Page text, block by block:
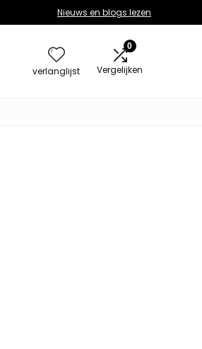
Nieuws en blogs lezen
verlanglijst
0
Vergelijken